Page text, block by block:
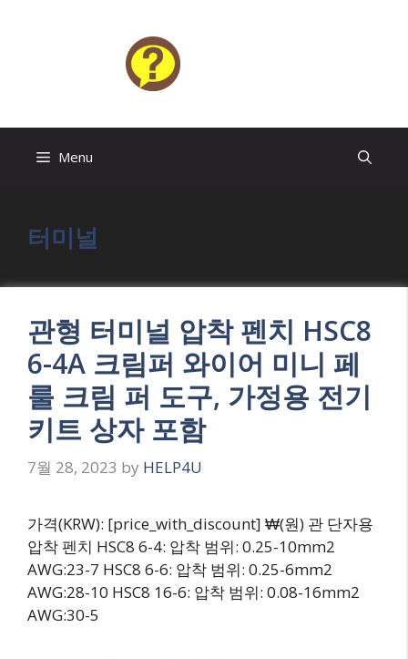
Menu
터미널
관형 터미널 압착 펜치 HSC8
6-4A 크림퍼 와이어 미니 페
룰 크림 퍼 도구, 가정용 전기
키트 상자 포함
7월 28, 2023 by HELP4U
가격(KRW): [price_with_discount] ₩(원) 관 단자용
압착 펜치 HSC8 6-4: 압착 범위: 0.25-10mm2
AWG:23-7 HSC8 6-6: 압착 범위: 0.25-6mm2
AWG:28-10 HSC8 16-6: 압착 범위: 0.08-16mm2
AWG:30-5